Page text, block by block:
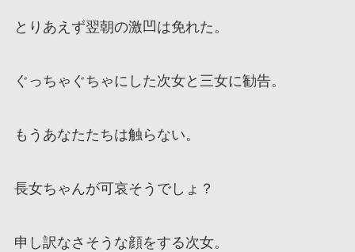
とりあえず翌朝の激凹は免れた。
ぐっちゃぐちゃにした次女と三女に勧告。
もうあなたたちは触らない。
長女ちゃんが可哀そうでしょ？
申し訳なさそうな顔をする次女。